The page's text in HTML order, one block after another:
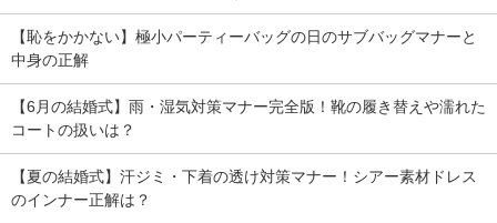
【恥をかかない】極小パーティーバッグの日のサブバッグマナーと
中身の正解
【6月の結婚式】雨・湿気対策マナー完全版！靴の履き替えや濡れた
コートの扱いは？
【夏の結婚式】汗ジミ・下着の透け対策マナー！シアー素材ドレス
のインナー正解は？